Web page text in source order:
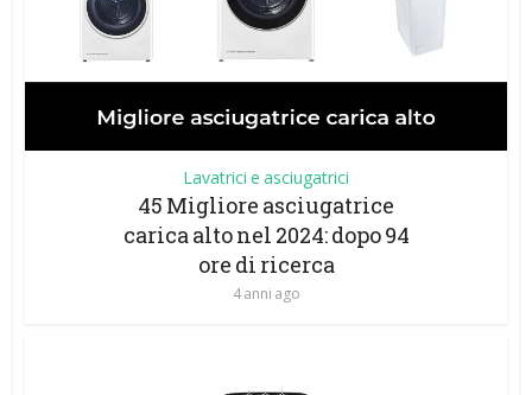
Lavatrici e asciugatrici
45 Migliore asciugatrice
carica alto nel 2024: dopo 94
ore di ricerca
4 anni ago